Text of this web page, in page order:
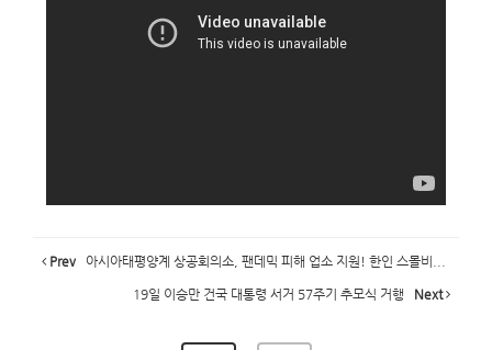
Prev 아시아태평양계 상공회의소, 팬데믹 피해 업소 지원! 한인 스몰비...
19일 이승만 건국 대통령 서거 57주기 추모식 거행 Next